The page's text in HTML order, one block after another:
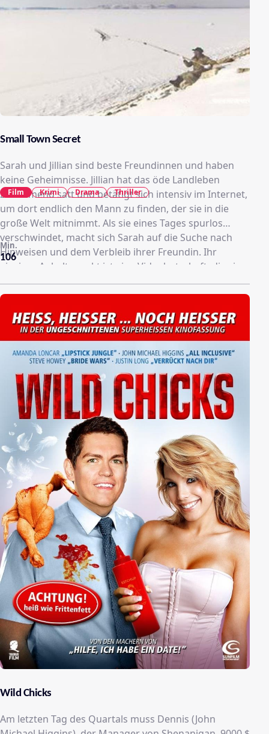
Small Town Secret
Sarah und Jillian sind beste Freundinnen und haben
keine Geheimnisse. Jillian hat das öde Landleben
zunehmend satt und betätigt sich intensiv im Internet,
um dort endlich den Mann zu finden, der sie in die
große Welt mitnimmt. Als sie eines Tages spurlos
verschwindet, macht sich Sarah auf die Suche nach
Hinweisen und dem Verbleib ihrer Freundin. Ihr
einziger Anhaltspunkt ist eine Videobotschaft, die sie
von Jillian erhalten hat. Bei ihrer Suche stößt sie auf
Schweigen und ein dunkles Geheimnis und gerät bald
selbst in Gefahr.
106
Min.
Film Krimi Drama Thriller
Wild Chicks
Am letzten Tag des Quartals muss Dennis (John